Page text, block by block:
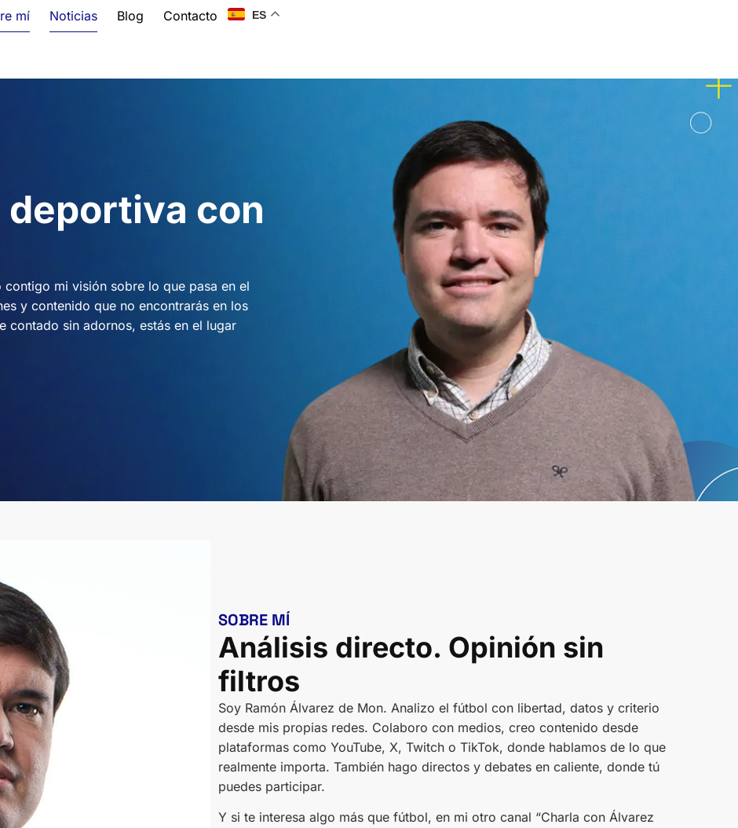
mí Noticias Blog Contacto ES
con
mi visión sobre lo que pasa en el
y contenido que no encontrarás en los
contado sin adornos, estás en el lugar
SOBRE MÍ
Análisis directo. Opinión sin
filtros
Soy Ramón Álvarez de Mon. Analizo el fútbol con libertad, datos y criterio
desde mis propias redes. Colaboro con medios, creo contenido desde
plataformas como YouTube, X, Twitch o TikTok, donde hablamos de lo que
realmente importa. También hago directos y debates en caliente, donde tú
puedes participar.
Y si te interesa algo más que fútbol, en mi otro canal “Charla con Álvarez